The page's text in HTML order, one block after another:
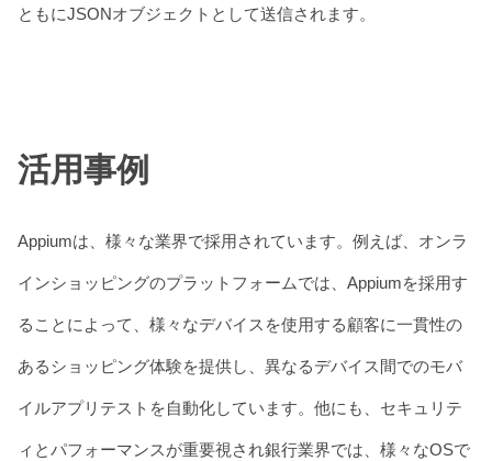
ともにJSONオブジェクトとして送信されます。
活用事例
Appiumは、様々な業界で採用されています。例えば、オンラ
インショッピングのプラットフォームでは、Appiumを採用す
ることによって、様々なデバイスを使用する顧客に一貫性の
あるショッピング体験を提供し、異なるデバイス間でのモバ
イルアプリテストを自動化しています。他にも、セキュリテ
ィとパフォーマンスが重要視され銀行業界では、様々なOSで